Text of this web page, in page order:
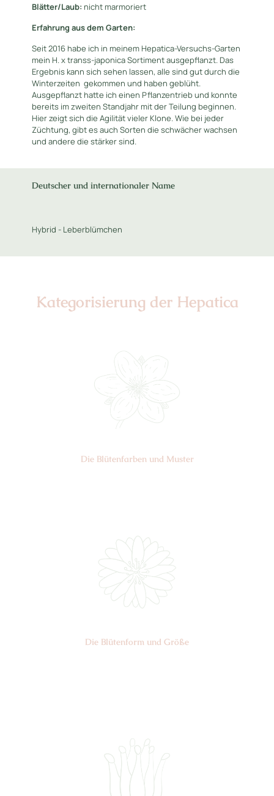
Blätter/Laub: nicht marmoriert
Erfahrung aus dem Garten:
Seit 2016 habe ich in meinem Hepatica-Versuchs-Garten
mein H. x transs-japonica Sortiment ausgepflanzt. Das
Ergebnis kann sich sehen lassen, alle sind gut durch die
Winterzeiten gekommen und haben geblüht.
Ausgepflanzt hatte ich einen Pflanzentrieb und konnte
bereits im zweiten Standjahr mit der Teilung beginnen.
Hier zeigt sich die Agilität vieler Klone. Wie bei jeder
Züchtung, gibt es auch Sorten die schwächer wachsen
und andere die stärker sind.
Deutscher und internationaler Name
Hybrid - Leberblümchen
Kategorisierung der Hepatica
Die Blüten­farben und Muster
Die Blüten­form und Größe